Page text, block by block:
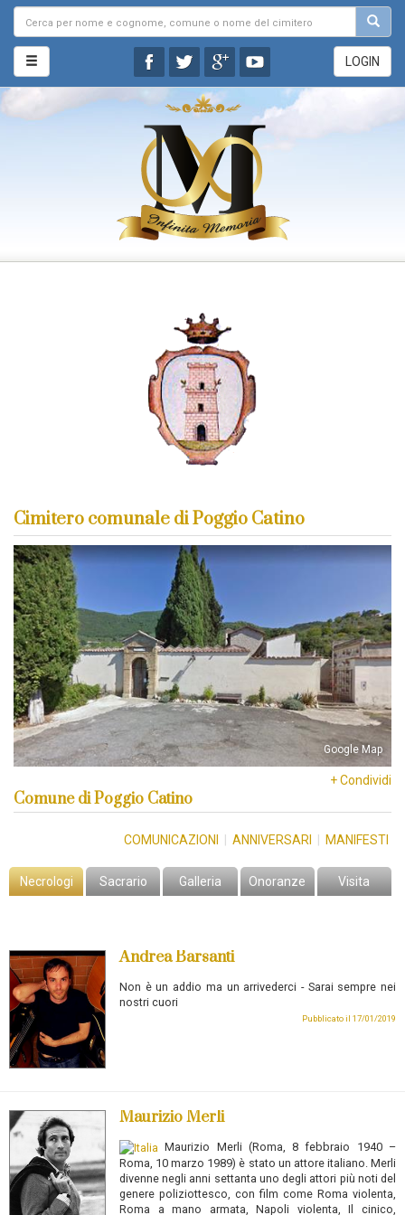
LOGIN
Cimitero comunale di Poggio Catino
Google Map
+ Condividi
Comune di Poggio Catino
COMUNICAZIONI ANNIVERSARI MANIFESTI
Necrologi Sacrario Galleria Onoranze Visita
Andrea Barsanti
Non è un addio ma un arrivederci - Sarai sempre nei
nostri cuori
Pubblicato il 17/01/2019
Maurizio Merli
Maurizio Merli (Roma, 8 febbraio 1940 –
Roma, 10 marzo 1989) è stato un attore italiano. Merli
divenne negli anni settanta uno degli attori più noti del
genere poliziottesco, con film come Roma violenta,
Roma a mano armata, Napoli violenta, Il cinico,